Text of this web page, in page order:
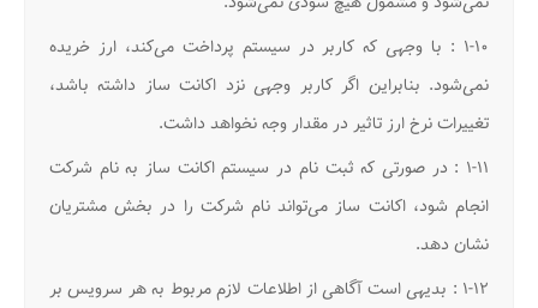
۱-۱۰ : با وجهی که کاربر در سیستم پرداخت می‌کند، ارز خریده
نمی‌شود. بنابراین اگر کاربر وجهی نزد اکانت ساز داشته باشد،
تغییرات نرخ ارز تاثیر در مقدار وجه نخواهد داشت.
۱-۱۱ : در صورتی که ثبت نام در سیستم اکانت ساز به نام شرکت
انجام شود، اکانت ساز می‌تواند نام شرکت را در بخش مشتریان
نشان دهد.
۱-۱۲ : بدیهی است آگاهی از اطلاعات لازم مربوط به هر سرویس بر